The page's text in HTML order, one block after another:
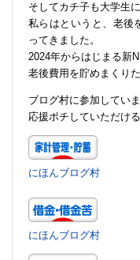
そしてカチ子も大学生に
私らはというと、老後
ってきました。
2024年からはじまる新
老後費用を貯めまくり
ブログ村に参加していま
応援ポチしていただけ
にほんブログ村
にほんブログ村